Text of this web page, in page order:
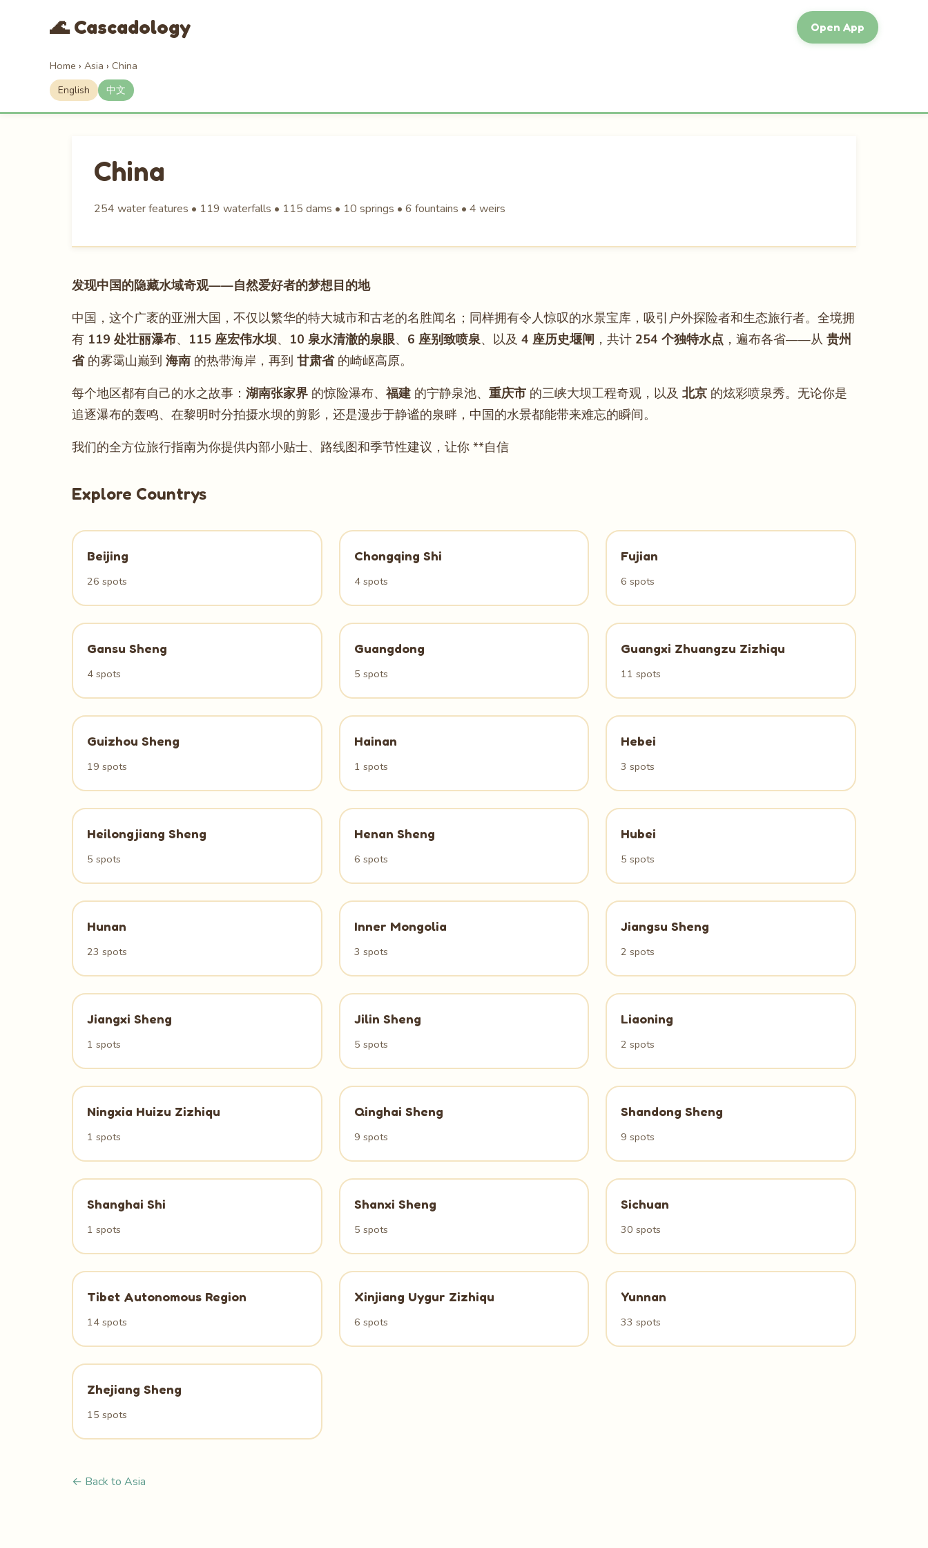
🌊 Cascadology Open App
Home › Asia › China
English 中文
China
254 water features • 119 waterfalls • 115 dams • 10 springs • 6 fountains • 4 weirs
发现中国的隐藏水域奇观——自然爱好者的梦想目的地
中国，这个广袤的亚洲大国，不仅以繁华的特大城市和古老的名胜闻名；同样拥有令人惊叹的水景宝库，吸引户外探险者和生态旅行者。全境拥
有 119 处壮丽瀑布、 115 座宏伟水坝、 10 泉水清澈的泉眼、 6 座别致喷泉、以及 4 座历史堰闸 ，共计 254 个独特水点 ，遍布各省——从 贵州
省的雾霭山巅到 海南 的热带海岸，再到 甘肃省的崎岖高原。
每个地区都有自己的水之故事： 湖南张家界 的惊险瀑布、 福建 的宁静泉池、 重庆市 的三峡大坝工程奇观，以及 北京 的炫彩喷泉秀。无论你是
追逐瀑布的轰鸣、在黎明时分拍摄水坝的剪影，还是漫步于静谧的泉畔，中国的水景都能带来难忘的瞬间。
我们的全方位旅行指南为你提供内部小贴士、路线图和季节性建议，让你 **自信
Explore Countrys
Beijing
26 spots
Chongqing Shi
4 spots
Fujian
6 spots
Gansu Sheng
4 spots
Guangdong
5 spots
Guangxi Zhuangzu Zizhiqu
11 spots
Guizhou Sheng
19 spots
Hainan
1 spots
Hebei
3 spots
Heilongjiang Sheng
5 spots
Henan Sheng
6 spots
Hubei
5 spots
Hunan
23 spots
Inner Mongolia
3 spots
Jiangsu Sheng
2 spots
Jiangxi Sheng
1 spots
Jilin Sheng
5 spots
Liaoning
2 spots
Ningxia Huizu Zizhiqu
1 spots
Qinghai Sheng
9 spots
Shandong Sheng
9 spots
Shanghai Shi
1 spots
Shanxi Sheng
5 spots
Sichuan
30 spots
Tibet Autonomous Region
14 spots
Xinjiang Uygur Zizhiqu
6 spots
Yunnan
33 spots
Zhejiang Sheng
15 spots
← Back to Asia